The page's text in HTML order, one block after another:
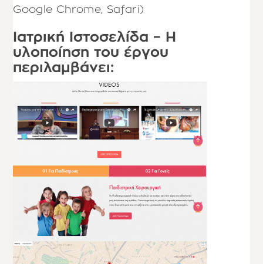
Google Chrome, Safari)
Ιατρική Ιστοσελίδα – Η
υλοποίηση του έργου
περιλαμβάνει: